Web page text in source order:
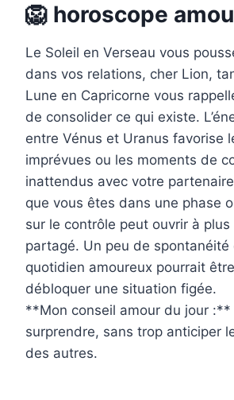
🦁 horoscope
Le Soleil en Verseau vous
dans vos relations, cher Lion,
Lune en Capricorne vous
de consolider ce qui existe.
entre Vénus et Uranus favorise
imprévues ou les moments de
inattendus avec votre
que vous êtes dans une phase
sur le contrôle peut ouvrir à
partagé. Un peu de spontanéité
quotidien amoureux pourrait
débloquer une situation figée.
**Mon conseil amour du jour
surprendre, sans trop anticiper
des autres.